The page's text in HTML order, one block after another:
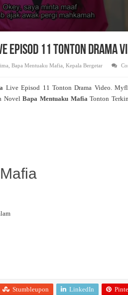
Episod 11 Tonton Drama
Bapa Mentuaku Mafia Kepala Bergetar
Live Episod 11 Tonton Drama Video.
NovelBapa Mentuaku MafiaTonton
Stumbleupon LinkedIn